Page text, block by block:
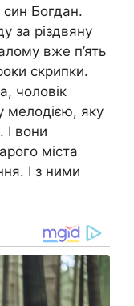
син Богдан.
за різдвяну
вже п’ять
скрипки.
чоловік
мелодією, яку
І вони
міста
І з ними